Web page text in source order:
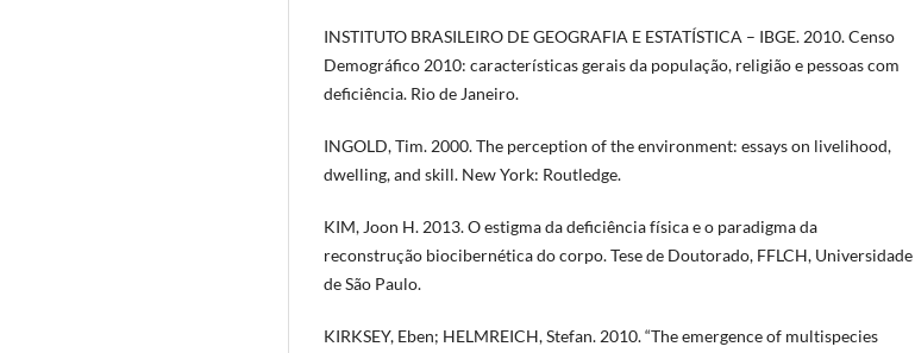
INSTITUTO BRASILEIRO DE GEOGRAFIA E ESTATÍSTICA – IBGE. 2010. Censo
Demográfico 2010: características gerais da população, religião e pessoas com
deficiência. Rio de Janeiro.
INGOLD, Tim. 2000. The perception of the environment: essays on livelihood,
dwelling, and skill. New York: Routledge.
KIM, Joon H. 2013. O estigma da deficiência física e o paradigma da
reconstrução biocibernética do corpo. Tese de Doutorado, FFLCH, Universidade
de São Paulo.
KIRKSEY, Eben; HELMREICH, Stefan. 2010. “The emergence of multispecies